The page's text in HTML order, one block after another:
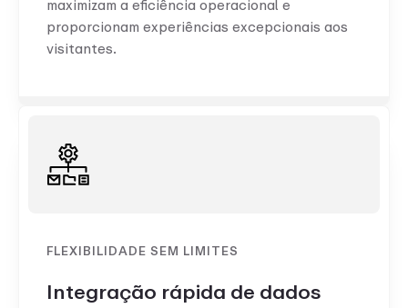
maximizam a eficiência operacional e
proporcionam experiências excepcionais aos
visitantes.
FLEXIBILIDADE SEM LIMITES
Integração rápida de dados